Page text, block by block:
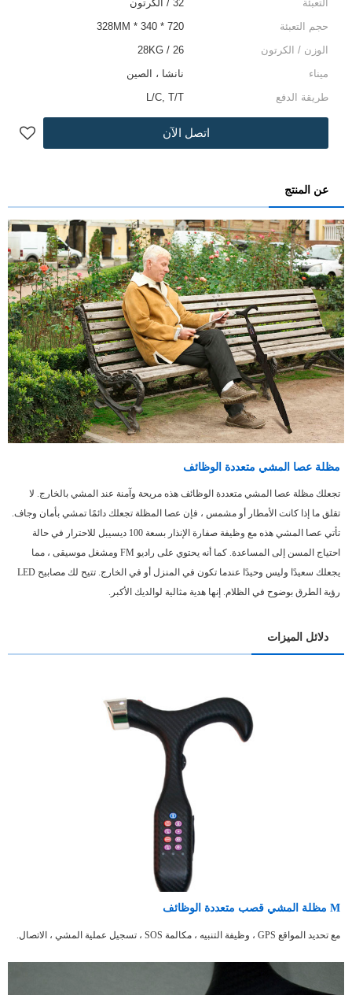
التعبئة
32 / الكرتون
حجم التعبئة
720 * 340 * 328MM
الوزن / الكرتون
26 / 28KG
ميناء
نانشا ، الصين
طريقة الدفع
L/C, T/T
اتصل الآن
عن المنتج
مظلة عصا المشي متعددة الوظائف
تجعلك مظلة عصا المشي متعددة الوظائف هذه مريحة وآمنة عند المشي بالخارج. لا
تقلق ما إذا كانت الأمطار أو مشمس ، فإن عصا المظلة تجعلك دائمًا تمشي بأمان وجاف.
تأتي عصا المشي هذه مع وظيفة صفارة الإنذار بسعة 100 ديسيبل للاحترار في حالة
احتياج المسن إلى المساعدة. كما أنه يحتوي على راديو FM ومشغل موسيقى ، مما
يجعلك سعيدًا وليس وحيدًا عندما تكون في المنزل أو في الخارج. تتيح لك مصابيح LED
رؤية الطرق بوضوح في الظلام. إنها هدية مثالية لوالديك الأكبر.
دلائل الميزات
M مظلة المشي قصب متعددة الوظائف
مع تحديد المواقع GPS ، وظيفة التنبيه ، مكالمة SOS ، تسجيل عملية المشي ، الاتصال.